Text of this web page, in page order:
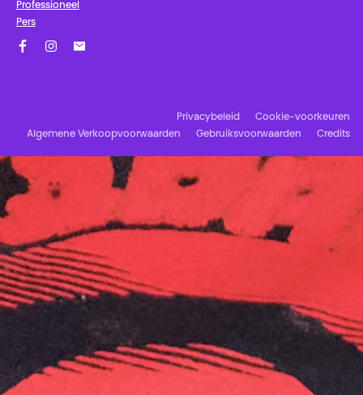
Professioneel
Pers
Privacybeleid
Cookie-voorkeuren
Algemene Verkoopvoorwaarden
Gebruiksvoorwaarden Credits